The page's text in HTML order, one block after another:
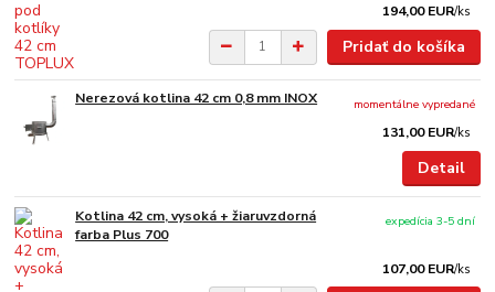
194,00 EUR/ks
Pridať do košíka
Nerezová kotlina 42 cm 0,8 mm INOX
131,00 EUR/ks
momentálne vypredané
Detail
Kotlina 42 cm, vysoká + žiaruvzdorná
farba Plus 700
107,00 EUR/ks
expedícia 3-5 dní